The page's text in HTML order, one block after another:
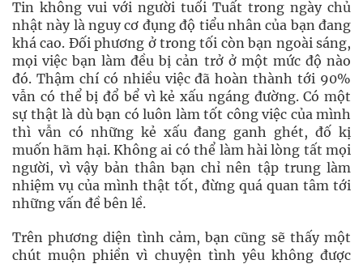
Tin không vui với người tuổi Tuất trong ngày chủ
nhật này là nguy cơ đụng độ tiểu nhân của bạn đang
khá cao. Đối phương ở trong tối còn bạn ngoài sáng,
mọi việc bạn làm đều bị cản trở ở một mức độ nào
đó. Thậm chí có nhiều việc đã hoàn thành tới 90%
vẫn có thể bị đổ bể vì kẻ xấu ngáng đường. Có một
sự thật là dù bạn có luôn làm tốt công việc của mình
thì vẫn có những kẻ xấu đang ganh ghét, đố kị
muốn hãm hại. Không ai có thể làm hài lòng tất mọi
người, vì vậy bản thân bạn chỉ nên tập trung làm
nhiệm vụ của mình thật tốt, đừng quá quan tâm tới
những vấn đề bên lề.
Trên phương diện tình cảm, bạn cũng sẽ thấy một
chút muộn phiền vì chuyện tình yêu không được